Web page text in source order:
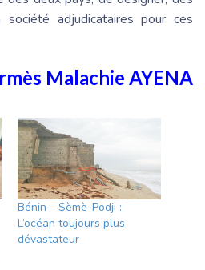
adjudicataires pour ces
Malachie AYENA
Bénin – Sèmè-Podji :
L’océan toujours plus
dévastateur